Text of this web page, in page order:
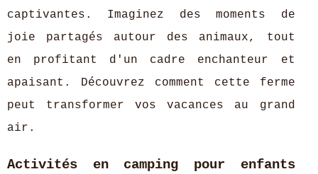
captivantes. Imaginez des moments de
joie partagés autour des animaux, tout
en profitant d'un cadre enchanteur et
apaisant. Découvrez comment cette ferme
peut transformer vos vacances au grand
air.
Activités en camping pour enfants